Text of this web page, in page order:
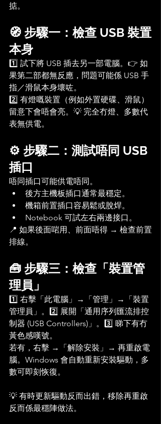
掂。
🧭 步驟一：檢查 USB 裝置
本身
1️⃣ 試下將 USB 插去另一部電腦。👉 如
果第二部都無反應，問題可能係 USB 手
指／滑鼠本身壞咗。
2️⃣ 有燈嘅裝置（例如外置硬碟、滑鼠）
留意下會唔會亮。💡 完全冇燈、多數代
表無供電。
⚙️ 步驟二：測試唔同 USB
插口
唔同插口可能供電唔同。
後方主機板插口通常最穩定。
機箱前置插口容易鬆或脫焊。
Notebook 可試左右兩邊接口。
📍 如果後面啱用、前面唔得 → 檢查前置
排線。
🧰 步驟三：檢查「裝置管
理員」
1️⃣ 右擊「此電腦」→「管理」→「裝置
管理員」。2️⃣ 展開「通用序列匯流排控
制器 (USB Controllers)」。3️⃣ 睇下有冇
黃色感嘆號。
若有，右擊 →「解除安裝」→ 再重啟電
腦。Windows 會自動重新安裝驅動，多
數可即刻恢復。
💡 有時更新驅動反而出錯，移除再重啟
反而係最穩陣做法。